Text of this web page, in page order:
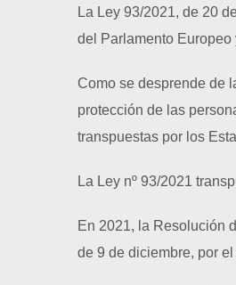
La Ley 93/2021, de 20
del Parlamento
Como se desprende de
protección de las
transpuestas por los
La Ley nº 93/2021
En 2021, la Resolución
de 9 de diciembre, por